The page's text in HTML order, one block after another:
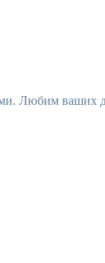
Любим ваших